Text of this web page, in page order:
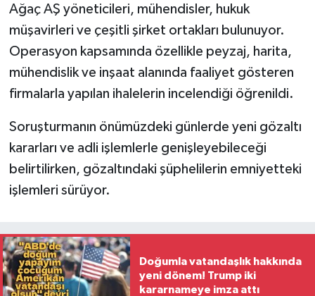
Ağaç AŞ yöneticileri, mühendisler, hukuk
müşavirleri ve çeşitli şirket ortakları bulunuyor.
Operasyon kapsamında özellikle peyzaj, harita,
mühendislik ve inşaat alanında faaliyet gösteren
firmalarla yapılan ihalelerin incelendiği öğrenildi.
Soruşturmanın önümüzdeki günlerde yeni gözaltı
kararları ve adli işlemlerle genişleyebileceği
belirtilirken, gözaltındaki şüphelilerin emniyetteki
işlemleri sürüyor.
Doğumla vatandaşlık hakkında
yeni dönem! Trump iki
kararnameye imza attı